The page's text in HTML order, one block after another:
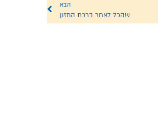
הבא
שהכל לאחר ברכת המזון